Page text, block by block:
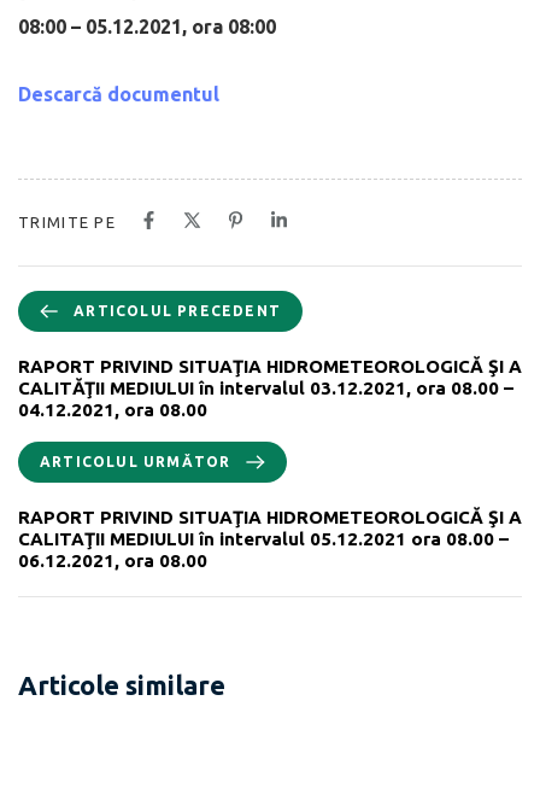
08:00 – 05.12.2021, ora 08:00
Descarcă documentul
TRIMITE PE
ARTICOLUL PRECEDENT
RAPORT PRIVIND SITUAŢIA HIDROMETEOROLOGICĂ ŞI A
CALITĂŢII MEDIULUI în intervalul 03.12.2021, ora 08.00 –
04.12.2021, ora 08.00
ARTICOLUL URMĂTOR
RAPORT PRIVIND SITUAŢIA HIDROMETEOROLOGICĂ ŞI A
CALITAŢII MEDIULUI în intervalul 05.12.2021 ora 08.00 –
06.12.2021, ora 08.00
Articole similare